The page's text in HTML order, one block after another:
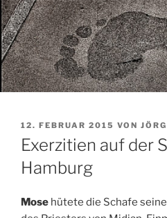
VERÖFFENTLICHT
AM
12. FEBRUAR 2015 VON
Exerzitien auf der
Hamburg
Mose hütete die Schafe